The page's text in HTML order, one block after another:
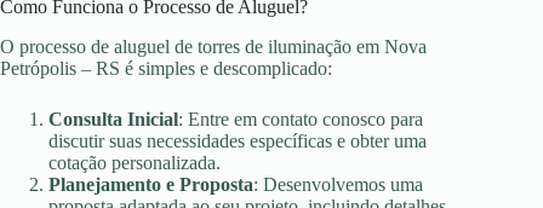
Como Funciona o Processo de Aluguel?
O processo de aluguel de torres de iluminação em Nova
Petrópolis – RS é simples e descomplicado:
Consulta Inicial: Entre em contato conosco para
discutir suas necessidades específicas e obter uma
cotação personalizada.
Planejamento e Proposta: Desenvolvemos uma